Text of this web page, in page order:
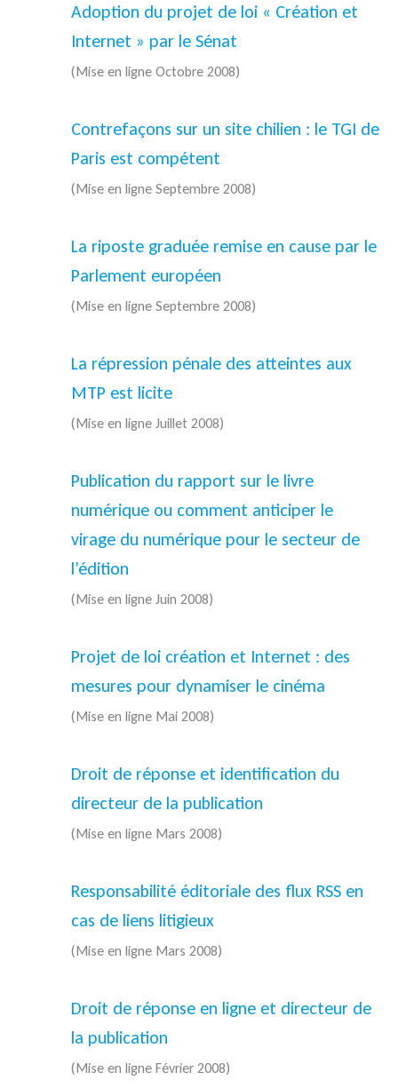
Adoption du projet de loi « Création et
Internet » par le Sénat
(Mise en ligne Octobre 2008)
Contrefaçons sur un site chilien : le TGI de
Paris est compétent
(Mise en ligne Septembre 2008)
La riposte graduée remise en cause par le
Parlement européen
(Mise en ligne Septembre 2008)
La répression pénale des atteintes aux
MTP est licite
(Mise en ligne Juillet 2008)
Publication du rapport sur le livre
numérique ou comment anticiper le
virage du numérique pour le secteur de
l’édition
(Mise en ligne Juin 2008)
Projet de loi création et Internet : des
mesures pour dynamiser le cinéma
(Mise en ligne Mai 2008)
Droit de réponse et identification du
directeur de la publication
(Mise en ligne Mars 2008)
Responsabilité éditoriale des flux RSS en
cas de liens litigieux
(Mise en ligne Mars 2008)
Droit de réponse en ligne et directeur de
la publication
(Mise en ligne Février 2008)